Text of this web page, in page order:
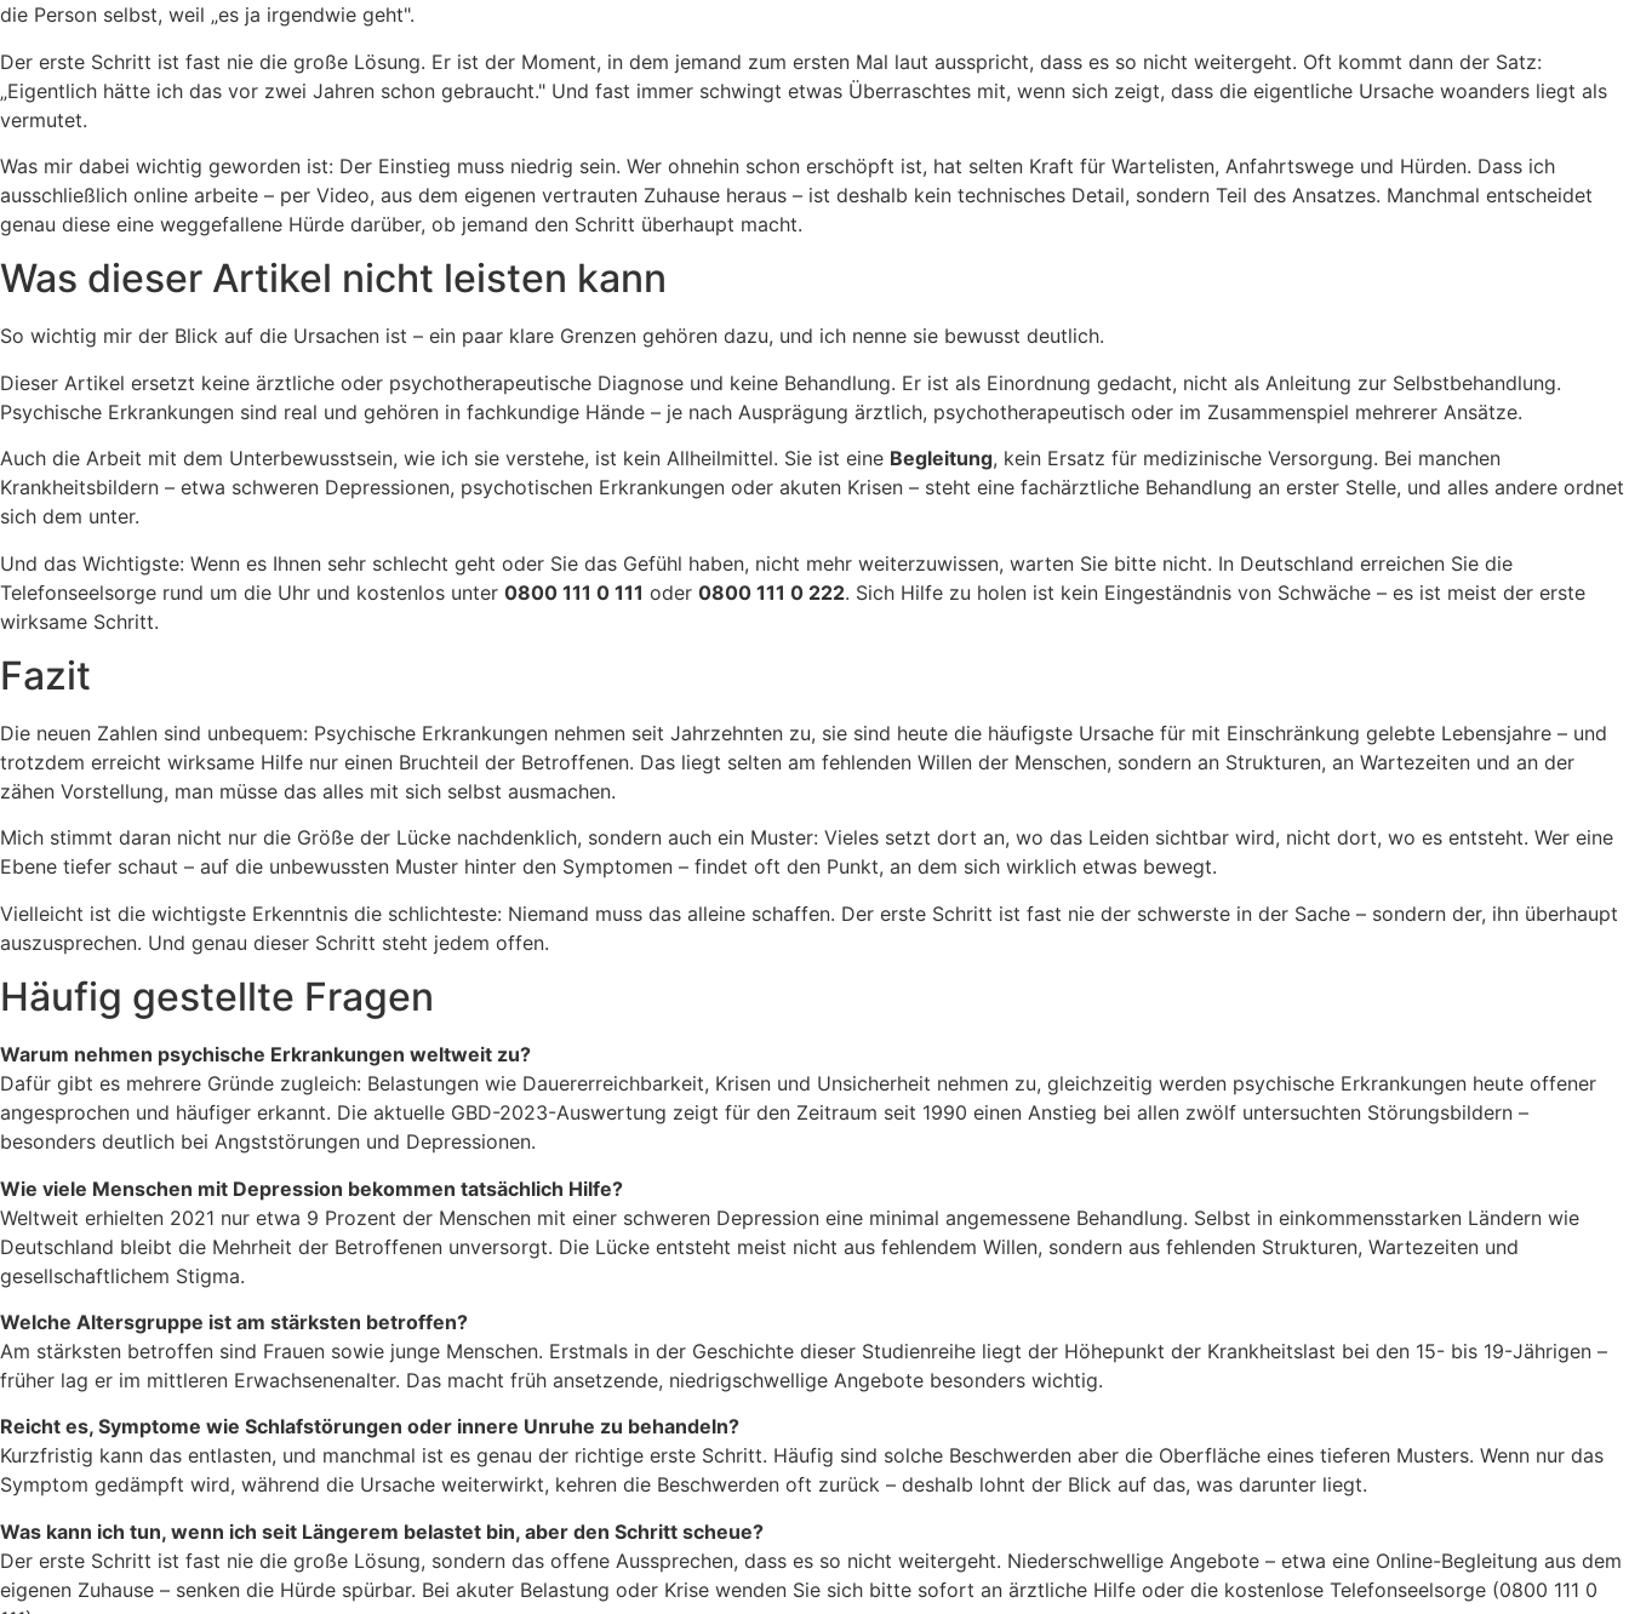
die Person selbst, weil „es ja irgendwie geht".
Der erste Schritt ist fast nie die große Lösung. Er ist der Moment, in dem jemand zum ersten Mal laut ausspricht, dass es so nicht weitergeht. Oft kommt dann der Satz:
„Eigentlich hätte ich das vor zwei Jahren schon gebraucht." Und fast immer schwingt etwas Überraschtes mit, wenn sich zeigt, dass die eigentliche Ursache woanders liegt als
vermutet.
Was mir dabei wichtig geworden ist: Der Einstieg muss niedrig sein. Wer ohnehin schon erschöpft ist, hat selten Kraft für Wartelisten, Anfahrtswege und Hürden. Dass ich
ausschließlich online arbeite – per Video, aus dem eigenen vertrauten Zuhause heraus – ist deshalb kein technisches Detail, sondern Teil des Ansatzes. Manchmal entscheidet
genau diese eine weggefallene Hürde darüber, ob jemand den Schritt überhaupt macht.
Was dieser Artikel nicht leisten kann
So wichtig mir der Blick auf die Ursachen ist – ein paar klare Grenzen gehören dazu, und ich nenne sie bewusst deutlich.
Dieser Artikel ersetzt keine ärztliche oder psychotherapeutische Diagnose und keine Behandlung. Er ist als Einordnung gedacht, nicht als Anleitung zur Selbstbehandlung.
Psychische Erkrankungen sind real und gehören in fachkundige Hände – je nach Ausprägung ärztlich, psychotherapeutisch oder im Zusammenspiel mehrerer Ansätze.
Auch die Arbeit mit dem Unterbewusstsein, wie ich sie verstehe, ist kein Allheilmittel. Sie ist eine Begleitung, kein Ersatz für medizinische Versorgung. Bei manchen
Krankheitsbildern – etwa schweren Depressionen, psychotischen Erkrankungen oder akuten Krisen – steht eine fachärztliche Behandlung an erster Stelle, und alles andere ordnet
sich dem unter.
Und das Wichtigste: Wenn es Ihnen sehr schlecht geht oder Sie das Gefühl haben, nicht mehr weiterzuwissen, warten Sie bitte nicht. In Deutschland erreichen Sie die
Telefonseelsorge rund um die Uhr und kostenlos unter 0800 111 0 111 oder 0800 111 0 222. Sich Hilfe zu holen ist kein Eingeständnis von Schwäche – es ist meist der erste
wirksame Schritt.
Fazit
Die neuen Zahlen sind unbequem: Psychische Erkrankungen nehmen seit Jahrzehnten zu, sie sind heute die häufigste Ursache für mit Einschränkung gelebte Lebensjahre – und
trotzdem erreicht wirksame Hilfe nur einen Bruchteil der Betroffenen. Das liegt selten am fehlenden Willen der Menschen, sondern an Strukturen, an Wartezeiten und an der
zähen Vorstellung, man müsse das alles mit sich selbst ausmachen.
Mich stimmt daran nicht nur die Größe der Lücke nachdenklich, sondern auch ein Muster: Vieles setzt dort an, wo das Leiden sichtbar wird, nicht dort, wo es entsteht. Wer eine
Ebene tiefer schaut – auf die unbewussten Muster hinter den Symptomen – findet oft den Punkt, an dem sich wirklich etwas bewegt.
Vielleicht ist die wichtigste Erkenntnis die schlichteste: Niemand muss das alleine schaffen. Der erste Schritt ist fast nie der schwerste in der Sache – sondern der, ihn überhaupt
auszusprechen. Und genau dieser Schritt steht jedem offen.
Häufig gestellte Fragen
Warum nehmen psychische Erkrankungen weltweit zu?
Dafür gibt es mehrere Gründe zugleich: Belastungen wie Dauererreichbarkeit, Krisen und Unsicherheit nehmen zu, gleichzeitig werden psychische Erkrankungen heute offener
angesprochen und häufiger erkannt. Die aktuelle GBD-2023-Auswertung zeigt für den Zeitraum seit 1990 einen Anstieg bei allen zwölf untersuchten Störungsbildern –
besonders deutlich bei Angststörungen und Depressionen.
Wie viele Menschen mit Depression bekommen tatsächlich Hilfe?
Weltweit erhielten 2021 nur etwa 9 Prozent der Menschen mit einer schweren Depression eine minimal angemessene Behandlung. Selbst in einkommensstarken Ländern wie
Deutschland bleibt die Mehrheit der Betroffenen unversorgt. Die Lücke entsteht meist nicht aus fehlendem Willen, sondern aus fehlenden Strukturen, Wartezeiten und
gesellschaftlichem Stigma.
Welche Altersgruppe ist am stärksten betroffen?
Am stärksten betroffen sind Frauen sowie junge Menschen. Erstmals in der Geschichte dieser Studienreihe liegt der Höhepunkt der Krankheitslast bei den 15- bis 19-Jährigen –
früher lag er im mittleren Erwachsenenalter. Das macht früh ansetzende, niedrigschwellige Angebote besonders wichtig.
Reicht es, Symptome wie Schlafstörungen oder innere Unruhe zu behandeln?
Kurzfristig kann das entlasten, und manchmal ist es genau der richtige erste Schritt. Häufig sind solche Beschwerden aber die Oberfläche eines tieferen Musters. Wenn nur das
Symptom gedämpft wird, während die Ursache weiterwirkt, kehren die Beschwerden oft zurück – deshalb lohnt der Blick auf das, was darunter liegt.
Was kann ich tun, wenn ich seit Längerem belastet bin, aber den Schritt scheue?
Der erste Schritt ist fast nie die große Lösung, sondern das offene Aussprechen, dass es so nicht weitergeht. Niederschwellige Angebote – etwa eine Online-Begleitung aus dem
eigenen Zuhause – senken die Hürde spürbar. Bei akuter Belastung oder Krise wenden Sie sich bitte sofort an ärztliche Hilfe oder die kostenlose Telefonseelsorge (0800 111 0